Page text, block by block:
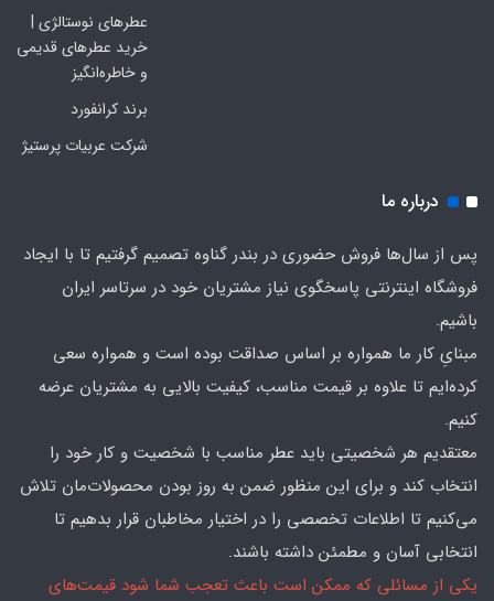
عطرهای نوستالژی |
خرید عطرهای قدیمی
و خاطره‌انگیز
برند کرانفورد
شرکت عربیات پرستیژ
درباره ما
پس از سال‌ها فروش حضوری در بندر گناوه تصمیم گرفتیم تا با ایجاد
فروشگاه اینترنتی پاسخگوی نیاز مشتریان خود در سرتاسر ایران
باشیم.
مبنایِ کار ما همواره بر اساس صداقت بوده است و همواره سعی
کرده‌ایم تا علاوه بر قیمت مناسب، کیفیت بالایی به مشتریان عرضه
کنیم.
معتقدیم هر شخصیتی باید عطر مناسب با شخصیت و کار خود را
انتخاب کند و برای این منظور ضمن به روز بودن محصولات‌مان تلاش
می‌کنیم تا اطلاعات تخصصی را در اختیار مخاطبان قرار بدهیم تا
انتخابی آسان و مطمئن داشته باشند.
یکی از مسائلی که ممکن است باعث تعجب شما شود قیمت‌های